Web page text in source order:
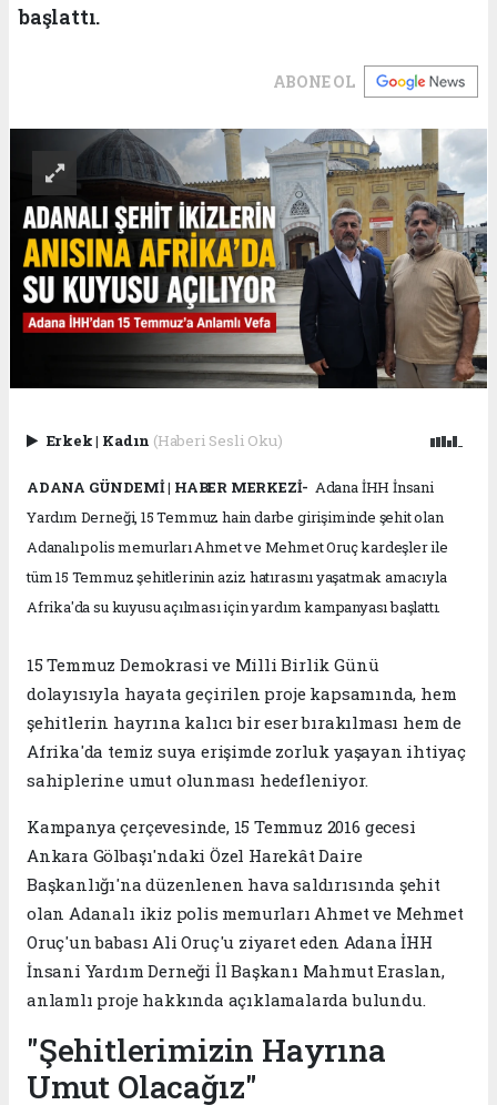
başlattı.
ABONE OL
Erkek| Kadın (Haberi Sesli Oku)
ADANA GÜNDEMİ | HABER MERKEZİ- Adana İHH İnsani
Yardım Derneği, 15 Temmuz hain darbe girişiminde şehit olan
Adanalı polis memurları Ahmet ve Mehmet Oruç kardeşler ile
tüm 15 Temmuz şehitlerinin aziz hatırasını yaşatmak amacıyla
Afrika'da su kuyusu açılması için yardım kampanyası başlattı.
15 Temmuz Demokrasi ve Milli Birlik Günü
dolayısıyla hayata geçirilen proje kapsamında, hem
şehitlerin hayrına kalıcı bir eser bırakılması hem de
Afrika'da temiz suya erişimde zorluk yaşayan ihtiyaç
sahiplerine umut olunması hedefleniyor.
Kampanya çerçevesinde, 15 Temmuz 2016 gecesi
Ankara Gölbaşı'ndaki Özel Harekât Daire
Başkanlığı'na düzenlenen hava saldırısında şehit
olan Adanalı ikiz polis memurları Ahmet ve Mehmet
Oruç'un babası Ali Oruç'u ziyaret eden Adana İHH
İnsani Yardım Derneği İl Başkanı Mahmut Eraslan,
anlamlı proje hakkında açıklamalarda bulundu.
"Şehitlerimizin Hayrına
Umut Olacağız"